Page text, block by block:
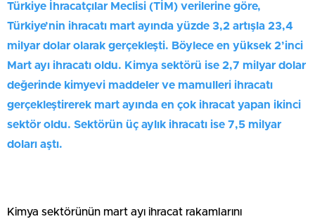
Türkiye İhracatçılar Meclisi (TİM) verilerine göre,
Türkiye’nin ihracatı mart ayında yüzde 3,2 artışla 23,4
milyar dolar olarak gerçekleşti. Böylece en yüksek 2’inci
Mart ayı ihracatı oldu. Kimya sektörü ise 2,7 milyar dolar
değerinde kimyevi maddeler ve mamulleri ihracatı
gerçekleştirerek mart ayında en çok ihracat yapan ikinci
sektör oldu. Sektörün üç aylık ihracatı ise 7,5 milyar
doları aştı.
Kimya sektörünün mart ayı ihracat rakamlarını